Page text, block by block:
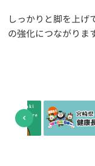
しっかりと脚を上げ
の強化につながりま